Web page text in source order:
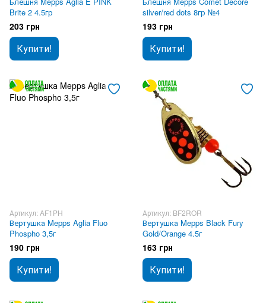
Brite 2 4.5гр
203 грн
Купити!
silver/red dots 8гр №4
193 грн
Купити!
Артикул: AF1PH
Вертушка Mepps Aglia Fluo
Phospho 3,5г
190 грн
Купити!
Артикул: BF2ROR
Вертушка Mepps Black Fury
Gold/Orange 4.5г
163 грн
Купити!